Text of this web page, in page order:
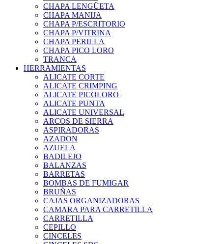
CHAPA LENGÜETA
CHAPA MANIJA
CHAPA P/ESCRITORIO
CHAPA P/VITRINA
CHAPA PERILLA
CHAPA PICO LORO
TRANCA
HERRAMIENTAS
ALICATE CORTE
ALICATE CRIMPING
ALICATE PICOLORO
ALICATE PUNTA
ALICATE UNIVERSAL
ARCOS DE SIERRA
ASPIRADORAS
AZADON
AZUELA
BADILEJO
BALANZAS
BARRETAS
BOMBAS DE FUMIGAR
BRUÑAS
CAJAS ORGANIZADORAS
CAMARA PARA CARRETILLA
CARRETILLA
CEPILLO
CINCELES